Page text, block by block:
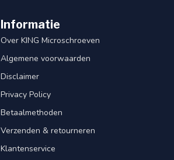
Informatie
Over KING Microschroeven
Algemene voorwaarden
Disclaimer
Privacy Policy
Betaalmethoden
Verzenden & retourneren
Klantenservice